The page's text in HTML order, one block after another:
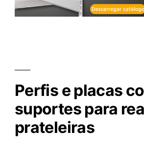
Perfis e placas
suportes para
prateleiras